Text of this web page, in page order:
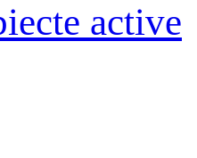
active